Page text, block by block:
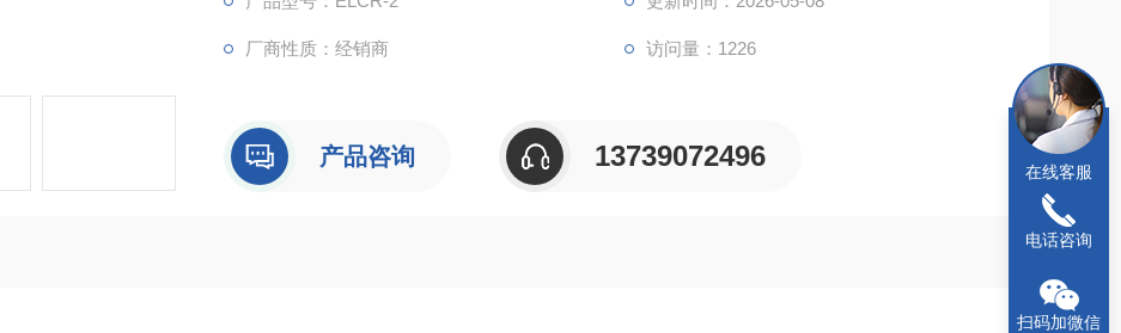
厂商性质：经销商 访问量：1226
产品咨询 13739072496 在线客服
电话咨询
扫码加微信